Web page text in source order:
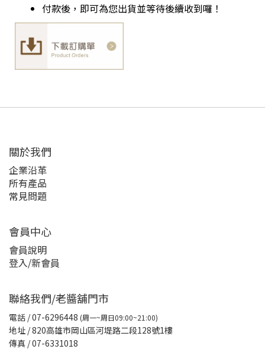
付款後，即可為您出貨並等待後續收到囉！
關於我們
企業沿革
所有產品
常見問題
會員中心
會員說明
登入/新會員
聯絡我們/老醬舖門市
電話 / 07-6296448 (周一~周日09:00~21:00)
地址 / 820高雄市岡山區河堤路二段128號1樓
傳真 / 07-6331018